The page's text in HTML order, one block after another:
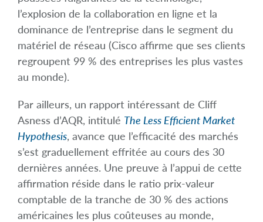
l’explosion de la collaboration en ligne et la
dominance de l’entreprise dans le segment du
matériel de réseau (Cisco affirme que ses clients
regroupent 99 % des entreprises les plus vastes
au monde).
Par ailleurs, un rapport intéressant de Cliff
Asness d’AQR, intitulé The Less Efficient Market
Hypothesis, avance que l’efficacité des marchés
s’est graduellement effritée au cours des 30
dernières années. Une preuve à l’appui de cette
affirmation réside dans le ratio prix-valeur
comptable de la tranche de 30 % des actions
américaines les plus coûteuses au monde,